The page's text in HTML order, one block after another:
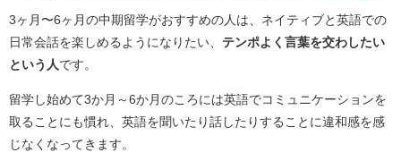
3ヶ月〜6ヶ月の中期留学がおすすめの人は、ネイティブと英語での
日常会話を楽しめるようになりたい、 テンポよく言葉を交わしたい
という人 です。
留学し始めて3か月～6か月のころには英語でコミュニケーションを
取ることにも慣れ、英語を聞いたり話したりすることに違和感を感
じなくなってきます。